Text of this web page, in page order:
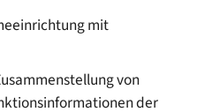
mit
von
der